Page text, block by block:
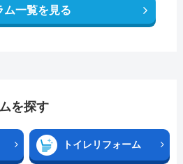
ム一覧を見る
を探す
トイレリフォーム